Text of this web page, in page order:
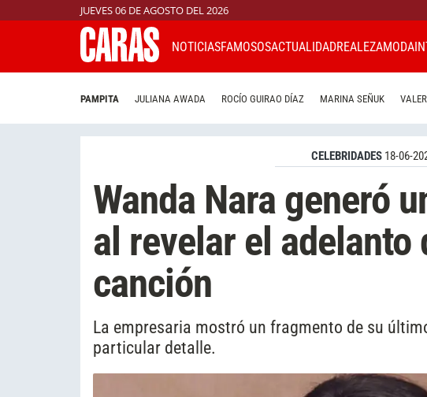
JUEVES 06 DE AGOSTO DEL 2026
NOTICIASFAMOSOSACTUALIDADREALEZAMODA
PAMPITA JULIANA AWADA ROCÍO GUIRAO DÍAZ MARINA SEÑUK
CELEBRIDADES 18-06-
Wanda Nara generó
al revelar el adelanto
canción
La empresaria mostró un fragmento de su
particular detalle.